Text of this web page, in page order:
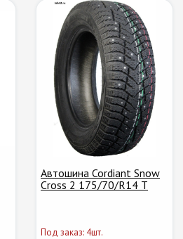
Автошина Cordiant Snow
Cross 2 175/70/R14 T
Под заказ: 4шт.